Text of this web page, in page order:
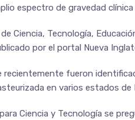
espectro de gravedad
Ciencia, Tecnología,
por el portal Nueva
recientemente fueron
en varios estados de
Ciencia y Tecnología se